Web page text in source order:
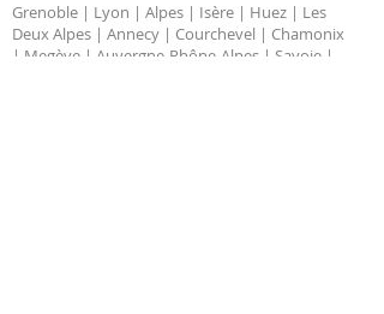
Grenoble | Lyon | Alpes | Isère | Huez | Les
Deux Alpes | Annecy | Courchevel | Chamonix
| Megève | Auvergne-Rhône-Alpes | Savoie |